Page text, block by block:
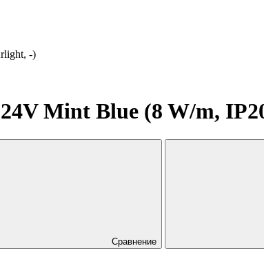
-)
Mint Blue (8 W/m,
Сравнение